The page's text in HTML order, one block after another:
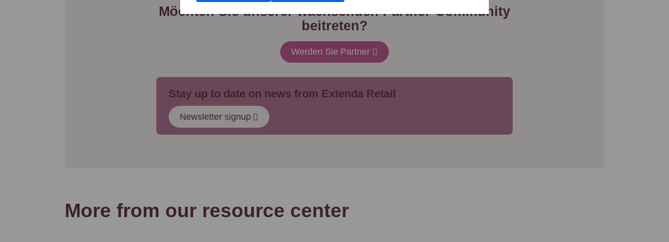
Möchten Sie unserer wachsenden Partner-Community
beitreten?
Werden Sie Partner
Stay up to date on news from Extenda Retail
Newsletter signup
More from our resource center